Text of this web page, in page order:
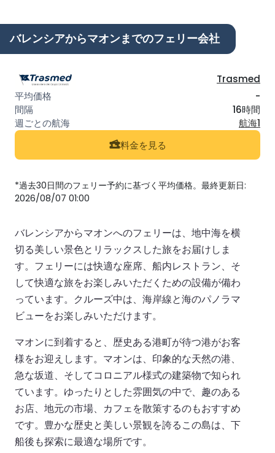
バレンシアからマオンまでのフェリー会社
Trasmed
-
16時間
航海1
料金を見る
*過去30日間のフェリー予約に基づく平均価格。最終更新日:
2026/08/07 01:00
バレンシアからマオンへのフェリーは、地中海を横
切る美しい景色とリラックスした旅をお届けしま
す。フェリーには快適な座席、船内レストラン、そ
して快適な旅をお楽しみいただくための設備が備わ
っています。クルーズ中は、海岸線と海のパノラマ
ビューをお楽しみいただけます。
マオンに到着すると、歴史ある港町が待つ港がお客
様をお迎えします。マオンは、印象的な天然の港、
急な坂道、そしてコロニアル様式の建築物で知られ
ています。ゆったりとした雰囲気の中で、趣のある
お店、地元の市場、カフェを散策するのもおすすめ
です。豊かな歴史と美しい景観を誇るこの島は、下
船後も探索に最適な場所です。